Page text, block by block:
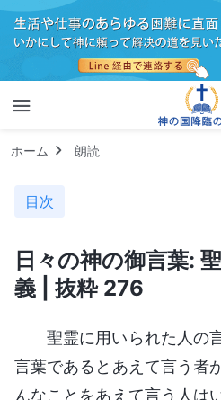
ホーム 朗読
目次
日々の神の御言葉:
義 | 抜粋 276
聖霊に用いられた人の
言葉であるとあえて言う者
んなことをあえて言う人は